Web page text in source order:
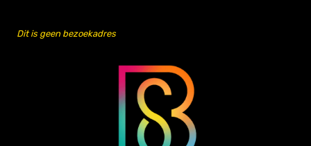
Dit is geen bezoekadres